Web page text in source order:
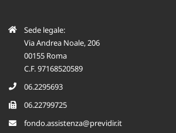
Sede legale:
Via Andrea Noale, 206
00155 Roma